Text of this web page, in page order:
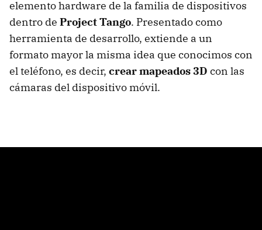
elemento hardware de la familia de dispositivos
dentro de Project Tango. Presentado como
herramienta de desarrollo, extiende a un
formato mayor la misma idea que conocimos con
el teléfono, es decir, crear mapeados 3D con las
cámaras del dispositivo móvil.